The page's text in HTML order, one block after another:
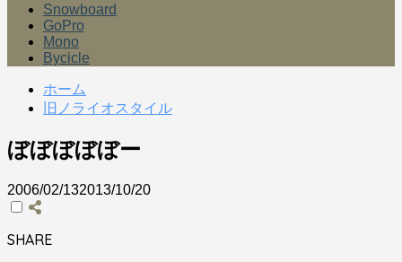
Snowboard
GoPro
Mono
Bycicle
ホーム
旧ノライオスタイル
ぼぼぼぼぼー
2006/02/132013/10/20
SHARE